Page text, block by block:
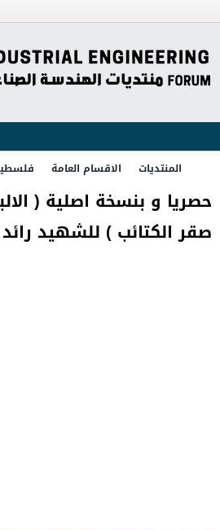
المنتديات الاقسام العامة
حصريا و بنسخة اصلية (
صقر الكتائب ) للشهيد